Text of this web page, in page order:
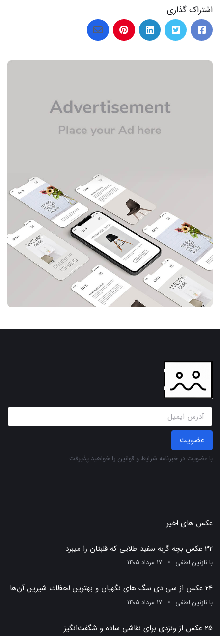
اشتراک گذاری
عضویت
با عضویت در خبرنامه شرایط و قوانین را خواهید پذیرفت.
عکس های اخیر
32 عکس بچه گربه سفید طلایی که قلبتان را میبرد
بانازنین لطفی 17 مرداد 1405
24 عکس از سی دی سگ های نگهبان و بهترین لحظات شیرین آن‌ها
بانازنین لطفی 17 مرداد 1405
25 عکس از ونزدی برای نقاشی ساده و شگفت‌انگیز